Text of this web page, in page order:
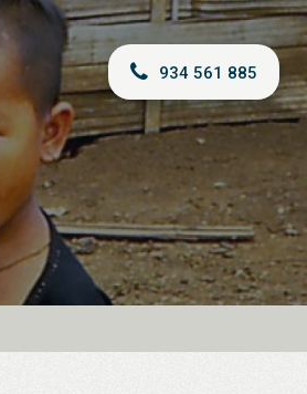
934 561 885